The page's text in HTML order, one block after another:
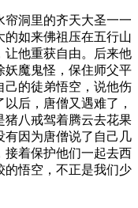
洞里的齐天大圣一一
如来佛祖压在五行山
让他重获自由。后来他
妖魔鬼怪，保住师父平
己的徒弟悟空，说他伤
后，唐僧又遇难了，
猪八戒驾着腾云去花果
有因为唐僧说了自己几
接着保护他们一起去西
的悟空，不正是我们少